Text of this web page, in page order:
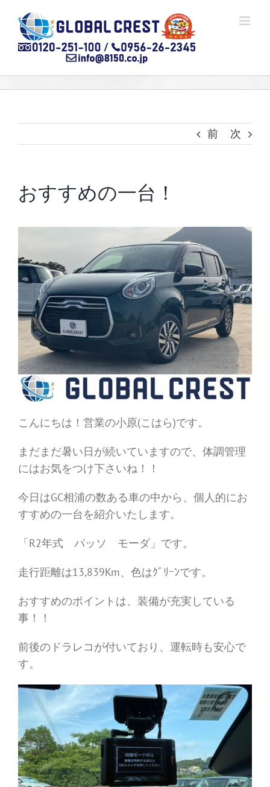
content
前 次
おすすめの一台！
こんにちは！営業の小原(こはら)です。
まだまだ暑い日が続いていますので、体調管理
にはお気をつけ下さいね！！
今日はGC相浦の数ある車の中から、個人的にお
すすめの一台を紹介いたします。
「R2年式 パッソ モーダ」です。
走行距離は13,839Km、色はｸﾞﾘｰﾝです。
おすすめのポイントは、装備が充実している
事！！
前後のドラレコが付いており、運転時も安心で
す。